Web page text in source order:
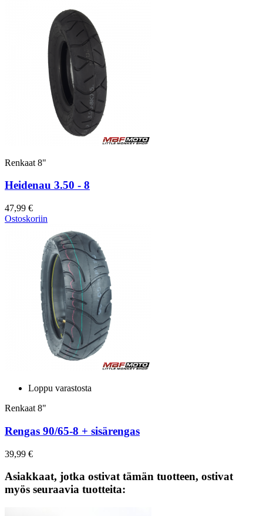
Renkaat 8"
Heidenau 3.50 - 8
47,99 €
Ostoskoriin
Loppu varastosta
Renkaat 8"
Rengas 90/65-8 + sisärengas
39,99 €
Asiakkaat, jotka ostivat tämän tuotteen, ostivat
myös seuraavia tuotteita: